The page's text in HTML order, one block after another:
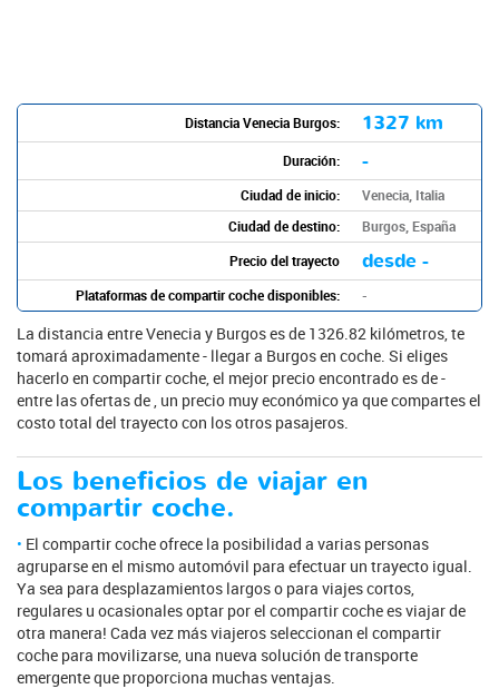
Distancia Venecia Burgos: 1327 km
Duración: -
Ciudad de inicio:
Venecia, Italia
Ciudad de destino:
Burgos, España
Precio del trayecto
desde -
Plataformas de compartir coche disponibles: -
La distancia entre Venecia y Burgos es de 1326.82 kilómetros, te
tomará aproximadamente - llegar a Burgos en coche. Si eliges
hacerlo en compartir coche, el mejor precio encontrado es de -
entre las ofertas de , un precio muy económico ya que compartes el
costo total del trayecto con los otros pasajeros.
Los beneficios de viajar en
compartir coche.
El compartir coche ofrece la posibilidad a varias personas
agruparse en el mismo automóvil para efectuar un trayecto igual.
Ya sea para desplazamientos largos o para viajes cortos,
regulares u ocasionales optar por el compartir coche es viajar de
otra manera! Cada vez más viajeros seleccionan el compartir
coche para movilizarse, una nueva solución de transporte
emergente que proporciona muchas ventajas.